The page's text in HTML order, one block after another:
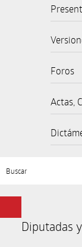
Foros
Actas,
Buscar
Diputadas